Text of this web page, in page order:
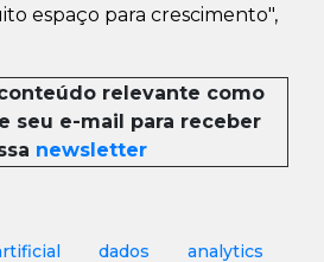
espaço para crescimento",
relevante como
seu e-mail para receber
newsletter
dados analytics